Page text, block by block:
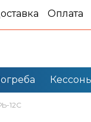
Оплата
12С